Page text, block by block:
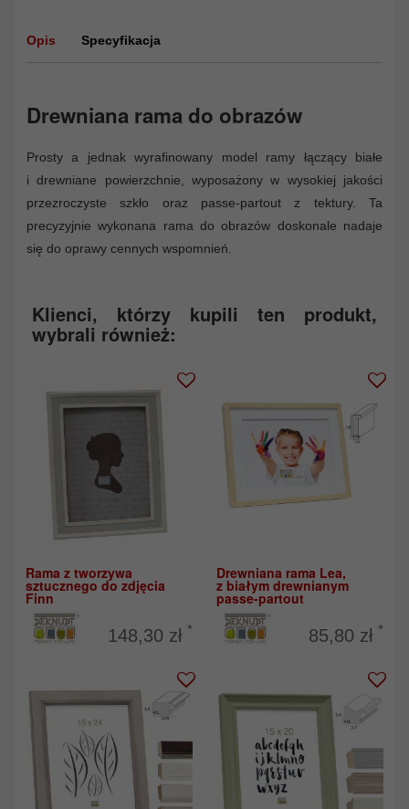
Opis Specyfikacja
Drewniana rama do obrazów
Prosty a jednak wyrafinowany model ramy łączący białe
i drewniane powierzchnie, wyposażony w wysokiej jakości
przezroczyste szkło oraz passe-partout z tektury. Ta
precyzyjnie wykonana rama do obrazów doskonale nadaje
się do oprawy cennych wspomnień.
Klienci, którzy kupili ten produkt,
wybrali również:
Rama z tworzywa
sztucznego do zdjęcia
Finn
148,30 zł *
Drewniana rama Lea,
z białym drewnianym
passe-partout
85,80 zł *